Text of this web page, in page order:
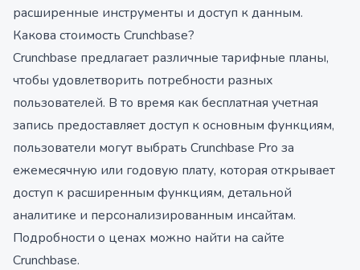
расширенные инструменты и доступ к данным.
Какова стоимость Crunchbase?
Crunchbase предлагает различные тарифные планы,
чтобы удовлетворить потребности разных
пользователей. В то время как бесплатная учетная
запись предоставляет доступ к основным функциям,
пользователи могут выбрать Crunchbase Pro за
ежемесячную или годовую плату, которая открывает
доступ к расширенным функциям, детальной
аналитике и персонализированным инсайтам.
Подробности о ценах можно найти на сайте
Crunchbase.